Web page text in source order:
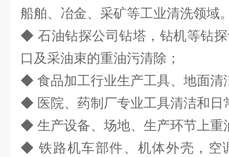
船舶、冶金、采矿等工业清洗领域
◆ 石油钻探公司钻塔，钻机等钻
口及采油束的重油污清除；
◆ 食品加工行业生产工具、地面清
◆ 医院、药制厂专业工具清洁和日
◆ 生产设备、场地、生产环节上重
◆ 铁路机车部件、机体外壳，空